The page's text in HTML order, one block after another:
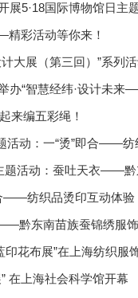
展5·18国际博物馆日主
彩活动等你来！
大展（第三回）”系列
办“智慧经纬·设计未
来编五彩绳！
活动：一“烫”即合——
题活动：蚕吐天衣——
——纺织品烫印互动体验
黔东南苗族蚕锦绣服
花布展”在上海纺织服
在上海社会科学馆开幕